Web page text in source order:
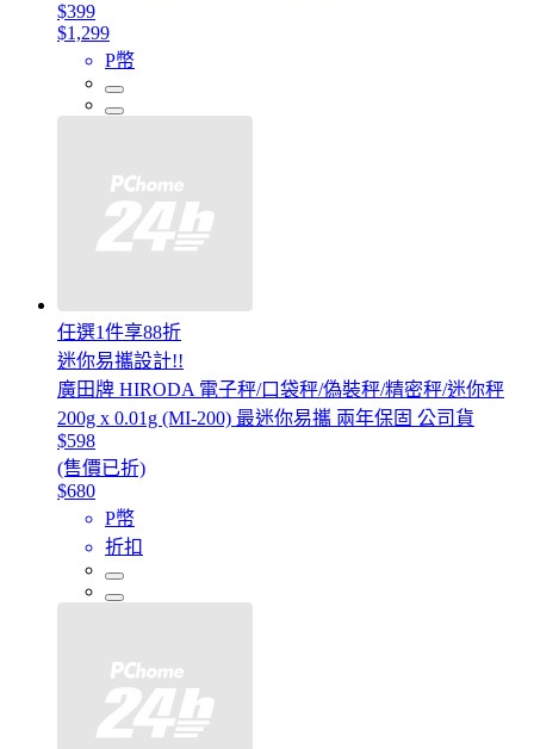
$399
$1,299
P幣
任選1件享88折
迷你易攜設計!!
廣田牌 HIRODA 電子秤/口袋秤/偽裝秤/精密秤/迷你秤
200g x 0.01g (MI-200) 最迷你易攜 兩年保固 公司貨
$598
(售價已折)
$680
P幣
折扣